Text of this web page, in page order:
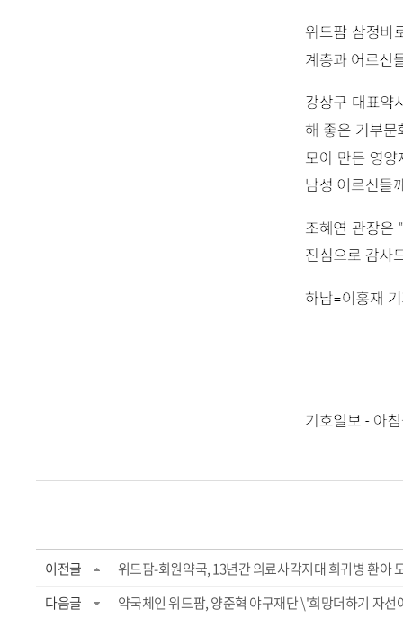
이전글
위드팜-회원약국, 13년간 의료사각지대 희귀병 환아
다음글
약국체인 위드팜, 양준혁 야구재단 \'희망더하기 자